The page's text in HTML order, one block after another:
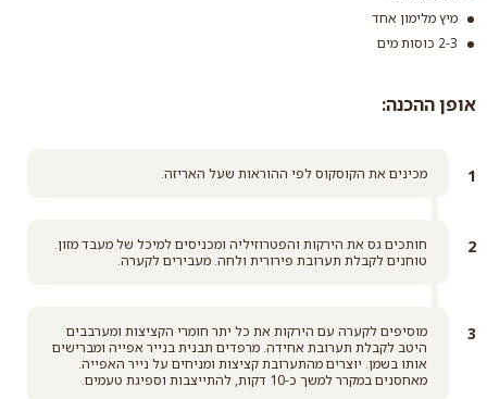
מיץ מלימון אחד
2-3 כוסות מים
אופן ההכנה:
מכינים את הקוסקוס לפי ההוראות שעל האריזה.
חותכים גס את הירקות והפטרוזיליה ומכניסים למיכל של מעבד מזון.
טוחנים לקבלת תערובת פירורית ולחה. מעבירים לקערה.
מוסיפים לקערה עם הירקות את כל יתר חומרי הקציצות ומערבבים
היטב לקבלת תערובת אחידה. מרפדים תבנית בנייר אפייה ומברישים
אותו בשמן. יוצרים מהתערובת קציצות ומניחים על נייר האפייה.
מאחסנים במקרר למשך כ-10 דקות, להתייצבות וספיגת טעמים.